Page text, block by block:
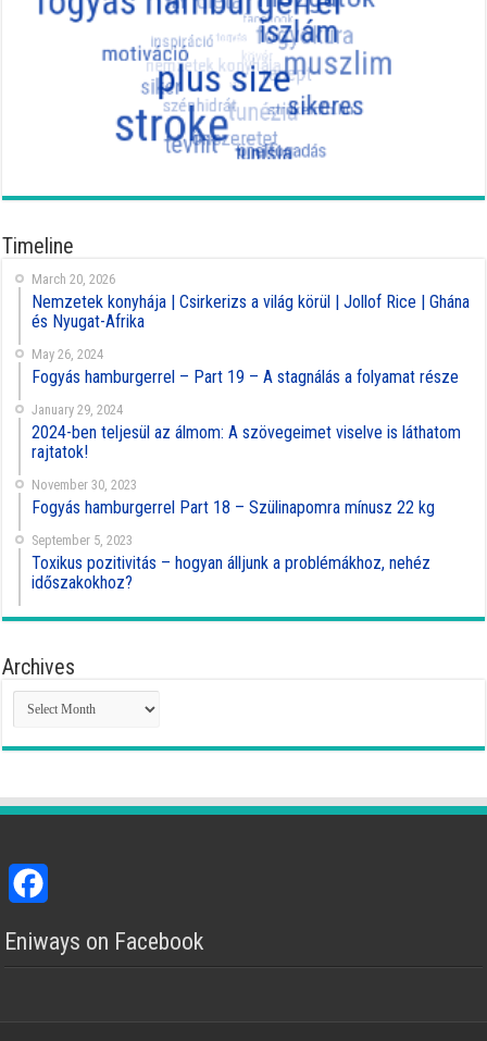
Timeline
March 20, 2026
Nemzetek konyhája | Csirkerizs a világ körül | Jollof Rice | Ghána
és Nyugat-Afrika
May 26, 2024
Fogyás hamburgerrel – Part 19 – A stagnálás a folyamat része
January 29, 2024
2024-ben teljesül az álmom: A szövegeimet viselve is láthatom
rajtatok!
November 30, 2023
Fogyás hamburgerrel Part 18 – Szülinapomra mínusz 22 kg
September 5, 2023
Toxikus pozitivitás – hogyan álljunk a problémákhoz, nehéz
időszakokhoz?
Archives
Archives
Eniways on Facebook